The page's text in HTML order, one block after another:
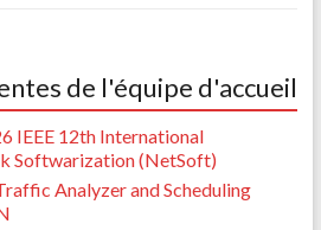
de l'équipe d'accueil
IEEE 12th International
Softwarization (NetSoft)
Analyzer and Scheduling